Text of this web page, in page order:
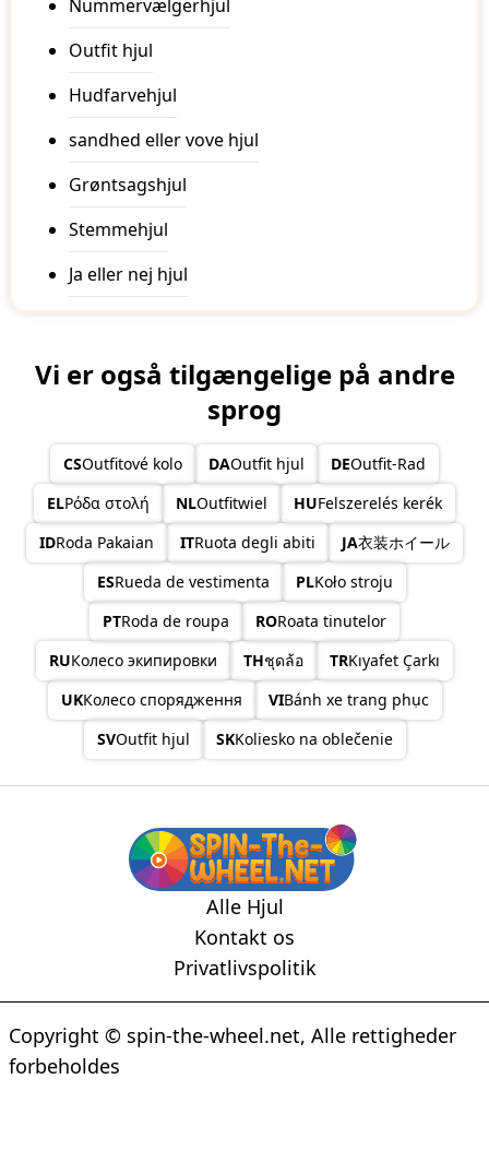
Nummervælgerhjul
Outfit hjul
Hudfarvehjul
sandhed eller vove hjul
Grøntsagshjul
Stemmehjul
Ja eller nej hjul
Vi er også tilgængelige på andre
sprog
CSOutfitové kolo DAOutfit hjul DEOutfit-Rad
ELΡόδα στολή NLOutfitwiel HUFelszerelés kerék
IDRoda Pakaian ITRuota degli abiti JA衣装ホイール
ESRueda de vestimenta PLKoło stroju
PTRoda de roupa RORoata tinutelor
RUКолесо экипировки THชุดล้อ TRKıyafet Çarkı
UKКолесо спорядження VIBánh xe trang phục
SVOutfit hjul SKKoliesko na oblečenie
Alle Hjul
Kontakt os
Privatlivspolitik
Copyright © spin-the-wheel.net, Alle rettigheder
forbeholdes